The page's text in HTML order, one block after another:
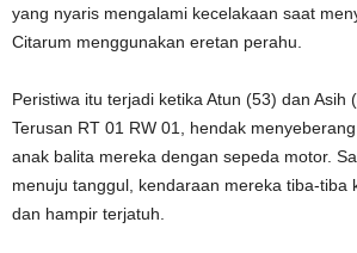
yang nyaris mengalami kecelakaan saat
Citarum menggunakan eretan perahu.
Peristiwa itu terjadi ketika Atun (53) dan Asih
Terusan RT 01 RW 01, hendak
anak balita mereka dengan sepeda motor.
menuju tanggul, kendaraan mereka tiba-tiba
dan hampir terjatuh.